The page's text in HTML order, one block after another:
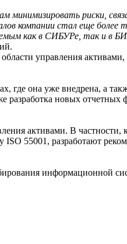
риски,
компании стал еще более
как в СИБУРе, так и в
управления
где она уже внедрена, а
разработка новых
активами. В
55001, разработают
информационной